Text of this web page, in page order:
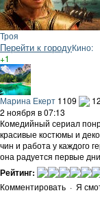
Троя
Перейти к городуКино:
+1
Марина Екерт 1109
2 ноября в 07:13
Комедийный сериал
красивые костюмы и
чин и работа у каждого
она радуется первые
Рейтинг:
Комментировать · Я